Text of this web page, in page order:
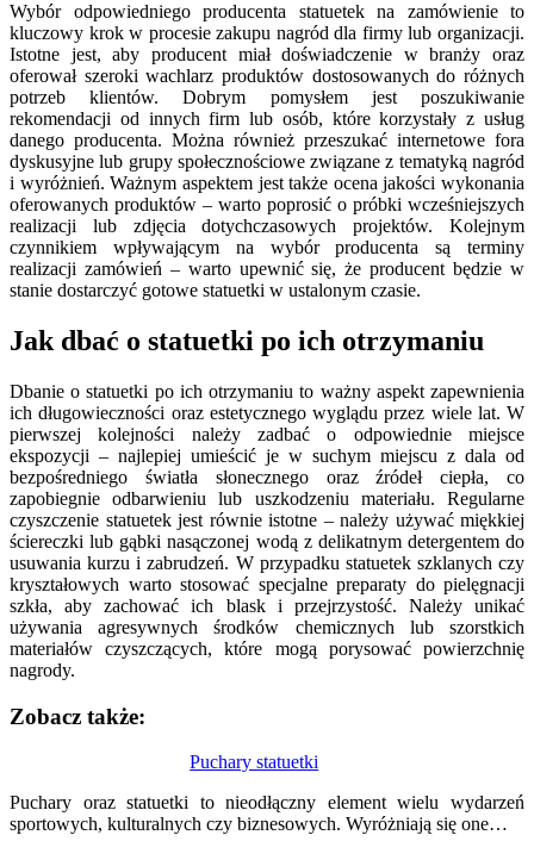
Wybór odpowiedniego producenta statuetek na zamówienie to
kluczowy krok w procesie zakupu nagród dla firmy lub organizacji.
Istotne jest, aby producent miał doświadczenie w branży oraz
oferował szeroki wachlarz produktów dostosowanych do różnych
potrzeb klientów. Dobrym pomysłem jest poszukiwanie
rekomendacji od innych firm lub osób, które korzystały z usług
danego producenta. Można również przeszukać internetowe fora
dyskusyjne lub grupy społecznościowe związane z tematyką nagród
i wyróżnień. Ważnym aspektem jest także ocena jakości wykonania
oferowanych produktów – warto poprosić o próbki wcześniejszych
realizacji lub zdjęcia dotychczasowych projektów. Kolejnym
czynnikiem wpływającym na wybór producenta są terminy
realizacji zamówień – warto upewnić się, że producent będzie w
stanie dostarczyć gotowe statuetki w ustalonym czasie.
Jak dbać o statuetki po ich otrzymaniu
Dbanie o statuetki po ich otrzymaniu to ważny aspekt zapewnienia
ich długowieczności oraz estetycznego wyglądu przez wiele lat. W
pierwszej kolejności należy zadbać o odpowiednie miejsce
ekspozycji – najlepiej umieścić je w suchym miejscu z dala od
bezpośredniego światła słonecznego oraz źródeł ciepła, co
zapobiegnie odbarwieniu lub uszkodzeniu materiału. Regularne
czyszczenie statuetek jest równie istotne – należy używać miękkiej
ściereczki lub gąbki nasączonej wodą z delikatnym detergentem do
usuwania kurzu i zabrudzeń. W przypadku statuetek szklanych czy
kryształowych warto stosować specjalne preparaty do pielęgnacji
szkła, aby zachować ich blask i przejrzystość. Należy unikać
używania agresywnych środków chemicznych lub szorstkich
materiałów czyszczących, które mogą porysować powierzchnię
nagrody.
Zobacz także:
Puchary statuetki
Puchary oraz statuetki to nieodłączny element wielu wydarzeń
sportowych, kulturalnych czy biznesowych. Wyróżniają się one…
wpisu